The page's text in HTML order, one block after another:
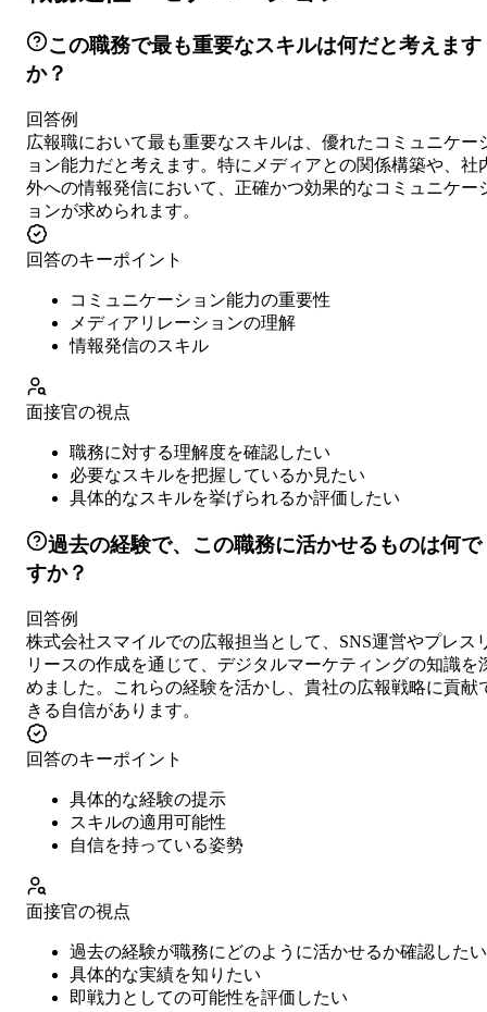
この職務で最も重要なスキルは何だと考えます
か？
回答例
広報職において最も重要なスキルは、優れたコミュニケー
ョン能力だと考えます。特にメディアとの関係構築や、社
外への情報発信において、正確かつ効果的なコミュニケー
ョンが求められます。
回答のキーポイント
コミュニケーション能力の重要性
メディアリレーションの理解
情報発信のスキル
面接官の視点
職務に対する理解度を確認したい
必要なスキルを把握しているか見たい
具体的なスキルを挙げられるか評価したい
過去の経験で、この職務に活かせるものは何で
すか？
回答例
株式会社スマイルでの広報担当として、SNS運営やプレス
リースの作成を通じて、デジタルマーケティングの知識を
めました。これらの経験を活かし、貴社の広報戦略に貢献
きる自信があります。
回答のキーポイント
具体的な経験の提示
スキルの適用可能性
自信を持っている姿勢
面接官の視点
過去の経験が職務にどのように活かせるか確認したい
具体的な実績を知りたい
即戦力としての可能性を評価したい